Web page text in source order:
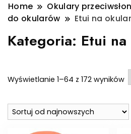
Home Okulary
do okularów
Etui na
Kategoria: Etui
Wyświetlanie 1–64 z 172 wyników